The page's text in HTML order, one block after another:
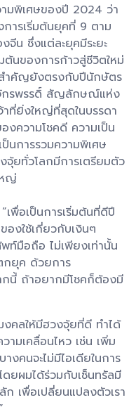
มพิเศษของปี 2024 ว่า
การเริ่มต้นยุคที่ 9 ตาม
จีน ซึ่งแต่ละยุคมีระยะ
ต้นของการก้าวสู่ชีวิตใหม่
สำคัญยังตรงกับปีนักษัตร
กรพรรดิ์ สัญลักษณ์แห่ง
าที่ยิ่งใหญ่ที่สุดในบรรดา
ความโชคดี ความเป็น
นการรวมความพิเศษ
จุ้ยทั่วโลกมีการเตรียมตัว
ญ่
พื่อเป็นการเริ่มต้นที่ดีปี
งใช้เกี่ยวกับเงินๆ
ท์มือถือ ไม่เพียงเท่านั้น
กยุค ด้วยการ
นี้ ถ้าอยากมีโชคก็ต้องมี
คลให้มีฮวงจุ้ยที่ดี ทำได้
มเคลื่อนไหว เช่น เพิ่ม
คนจะไม่มีไอเดียในการ
ยผมได้ร่วมกับเซ็นทรัลมี
ก เพื่อเปลี่ยนแปลงตัวเรา